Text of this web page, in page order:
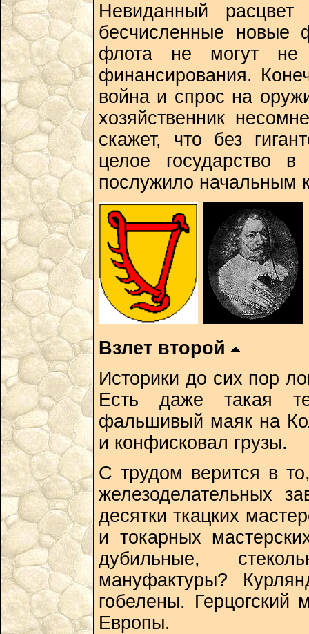
Невиданный расцвет
бесчисленные новые
флота не могут не
финансирования.
война и спрос на
хозяйственник
скажет, что без
целое государство
послужило начальным
Взлет второй
Историки до сих пор
Есть даже такая
фальшивый маяк на
и конфисковал грузы.
С трудом верится в
железоделательных
десятки ткацких
и токарных
дубильные,
мануфактуры?
гобелены. Герцогский
Европы.